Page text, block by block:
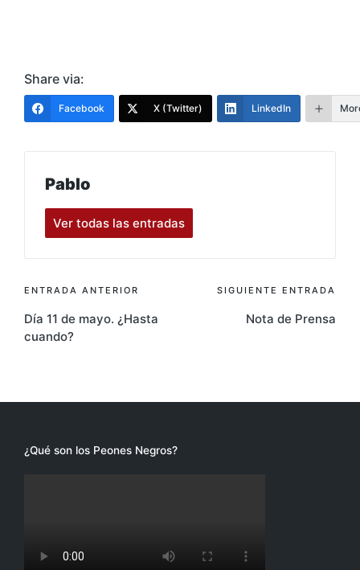
Share via:
Facebook X (Twitter) LinkedIn
Pablo
Ver todas las entradas
Navegación
de
ENTRADA ANTERIOR
Día 11 de mayo. ¿Hasta
cuando?
SIGUIENTE ENTRADA
Nota de Prensa
¿Qué son los Peones Negros?